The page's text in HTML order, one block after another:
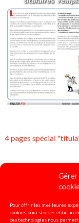
Gérer
Pour offrir les meilleures
cookies pour stocker et/ou
ces technologies nous
4 pages spécial